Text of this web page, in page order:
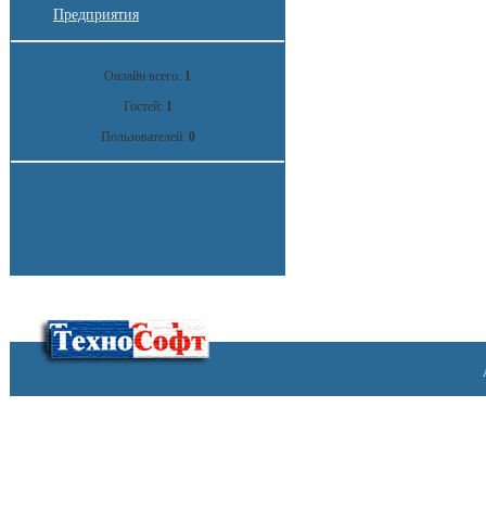
Предприятия
Онлайн всего: 1
Гостей: 1
Пользователей: 0